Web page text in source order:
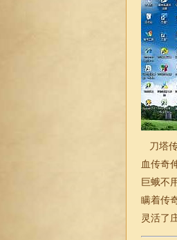
刀塔
血传奇
巨蛾不
瞒着传
灵活了